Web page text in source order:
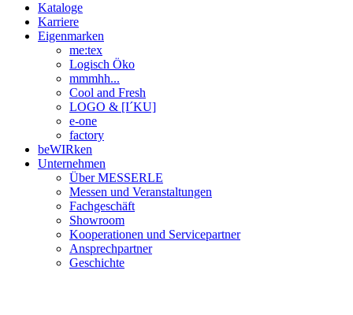
Kataloge
Karriere
Eigenmarken
me:tex
Logisch Öko
mmmhh...
Cool and Fresh
LOGO & [I´KU]
e-one
factory
beWIRken
Unternehmen
Über MESSERLE
Messen und Veranstaltungen
Fachgeschäft
Showroom
Kooperationen und Servicepartner
Ansprechpartner
Geschichte